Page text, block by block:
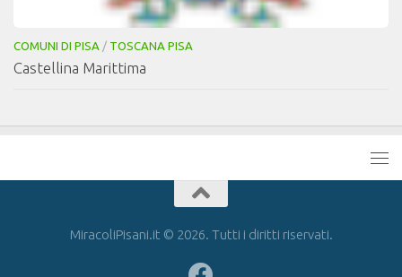
COMUNI DI PISA / TOSCANA PISA
Castellina Marittima
MiracoliPisani.it © 2026. Tutti i diritti riservati.